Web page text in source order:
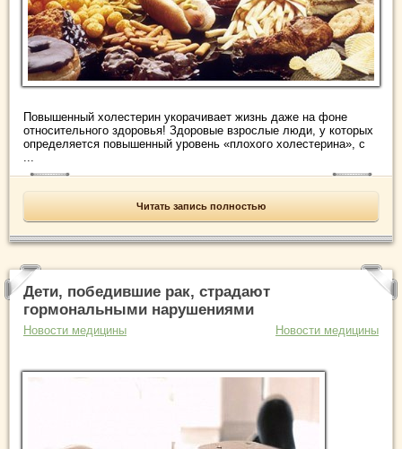
Повышенный холестерин укорачивает жизнь даже на фоне
относительного здоровья! Здоровые взрослые люди, у которых
определяется повышенный уровень «плохого холестерина», с
...
Читать запись полностью
Дети, победившие рак, страдают
гормональными нарушениями
Новости медицины Новости медицины